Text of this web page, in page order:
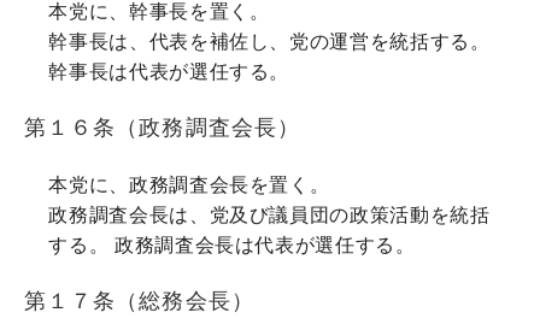
本党に、幹事長を置く。
幹事長は、代表を補佐し、党の運営を統括する。
幹事長は代表が選任する。
第１６条（政務調査会長）
本党に、政務調査会長を置く。
政務調査会長は、党及び議員団の政策活動を統括
する。 政務調査会長は代表が選任する。
第１７条（総務会長）